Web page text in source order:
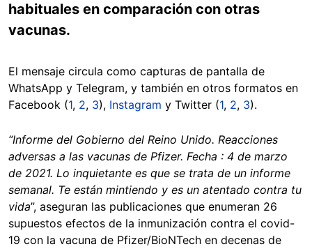
habituales en comparación con otras
vacunas.
El mensaje circula como capturas de pantalla de
WhatsApp y Telegram, y también en otros formatos en
Facebook (1, 2, 3), Instagram y Twitter (1, 2, 3).
“Informe del Gobierno del Reino Unido. Reacciones
adversas a las vacunas de Pfizer. Fecha : 4 de marzo
de 2021. Lo inquietante es que se trata de un informe
semanal. Te están mintiendo y es un atentado contra tu
vida”, aseguran las publicaciones que enumeran 26
supuestos efectos de la inmunización contra el covid-
19 con la vacuna de Pfizer/BioNTech en decenas de